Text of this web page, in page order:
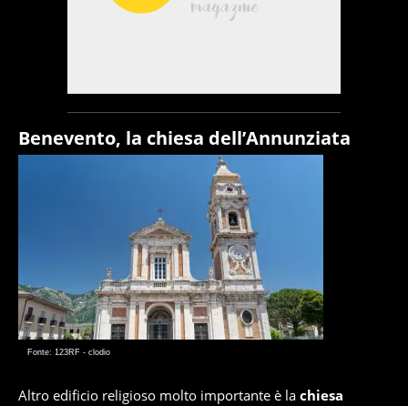
Benevento, la chiesa dell’Annunziata
Fonte: 123RF - clodio
Altro edificio religioso molto importante è la chiesa